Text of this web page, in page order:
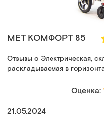
MET КОМФОРТ 85
Отзывы о Электрическая,
раскладываемая в
Оценка:
21.05.2024